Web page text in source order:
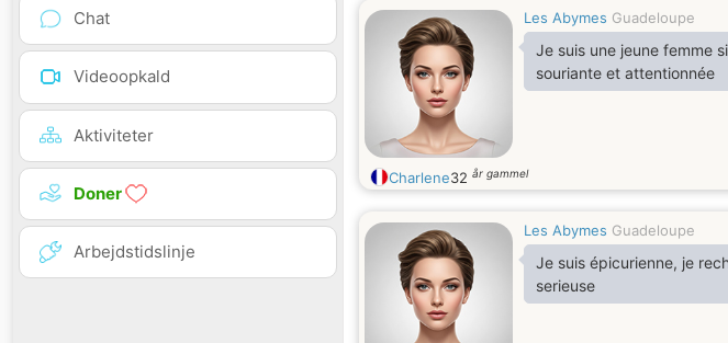
Chat
Videoopkald
Aktiviteter
Doner
Arbejdstidslinje
Les Abymes Guadeloupe
Je suis une jeune femme
souriante et attentionnée
Charlene32 år gammel
Les Abymes Guadeloupe
Je suis épicurienne, je
serieuse